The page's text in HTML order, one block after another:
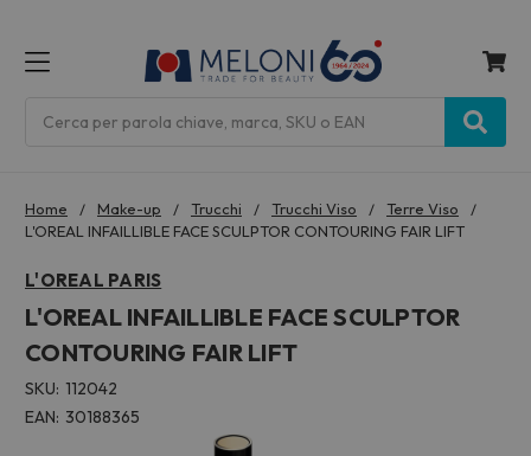
Home Make-up Trucchi Trucchi Viso
Terre Viso
L'OREAL INFAILLIBLE FACE SCULPTOR CONTOURING FAIR LIFT
L'OREAL PARIS
L'OREAL INFAILLIBLE FACE SCULPTOR
CONTOURING FAIR LIFT
SKU: 112042
EAN: 30188365